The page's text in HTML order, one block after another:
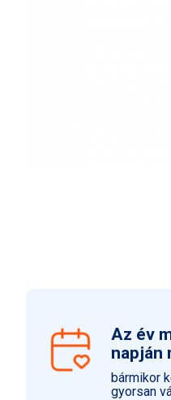
Az év
napján
bármikor
gyorsan